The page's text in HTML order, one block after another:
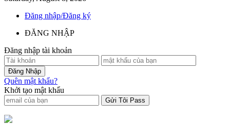
Đăng nhập/Đăng ký
ĐĂNG NHẬP
Đăng nhập tài khoản
Quên mật khẩu?
Khởi tạo mật khẩu